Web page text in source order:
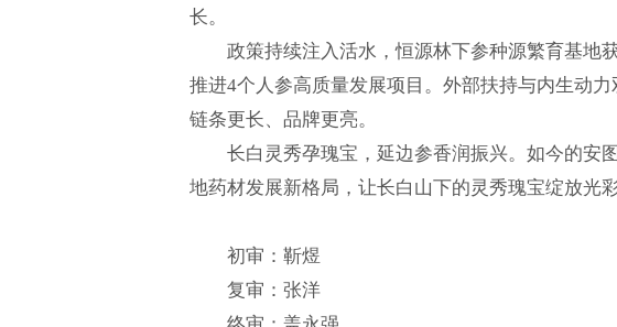
长。
政策持续注入活水，恒源林下参种源繁育基地
推进4个人参高质量发展项目。外部扶持与内生动力
链条更长、品牌更亮。
长白灵秀孕瑰宝，延边参香润振兴。如今的安
地药材发展新格局，让长白山下的灵秀瑰宝绽放光
初审：靳煜
复审：张洋